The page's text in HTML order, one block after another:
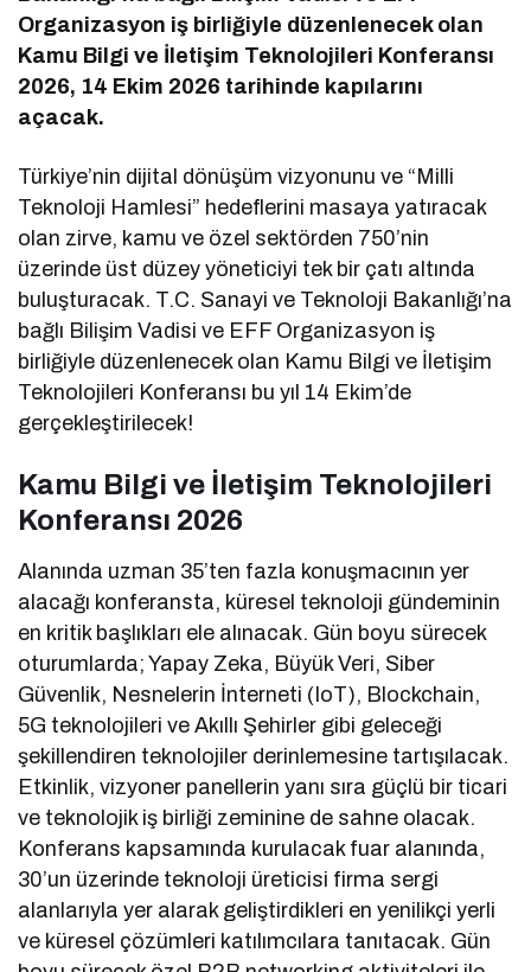
Organizasyon iş birliğiyle düzenlenecek olan
Kamu Bilgi ve İletişim Teknolojileri Konferansı
2026, 14 Ekim 2026 tarihinde kapılarını
açacak.
Türkiye’nin dijital dönüşüm vizyonunu ve “Milli
Teknoloji Hamlesi” hedeflerini masaya yatıracak
olan zirve, kamu ve özel sektörden 750’nin
üzerinde üst düzey yöneticiyi tek bir çatı altında
buluşturacak. T.C. Sanayi ve Teknoloji Bakanlığı’na
bağlı Bilişim Vadisi ve EFF Organizasyon iş
birliğiyle düzenlenecek olan Kamu Bilgi ve İletişim
Teknolojileri Konferansı bu yıl 14 Ekim’de
gerçekleştirilecek!
Kamu Bilgi ve İletişim Teknolojileri
Konferansı 2026
Alanında uzman 35’ten fazla konuşmacının yer
alacağı konferansta, küresel teknoloji gündeminin
en kritik başlıkları ele alınacak. Gün boyu sürecek
oturumlarda; Yapay Zeka, Büyük Veri, Siber
Güvenlik, Nesnelerin İnterneti (IoT), Blockchain,
5G teknolojileri ve Akıllı Şehirler gibi geleceği
şekillendiren teknolojiler derinlemesine tartışılacak.
Etkinlik, vizyoner panellerin yanı sıra güçlü bir ticari
ve teknolojik iş birliği zeminine de sahne olacak.
Konferans kapsamında kurulacak fuar alanında,
30’un üzerinde teknoloji üreticisi firma sergi
alanlarıyla yer alarak geliştirdikleri en yenilikçi yerli
ve küresel çözümleri katılımcılara tanıtacak. Gün